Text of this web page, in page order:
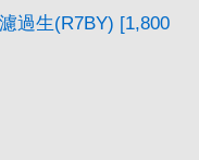
過生(R7BY) [1,800